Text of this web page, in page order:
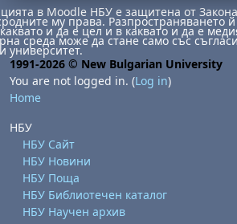
1 August
2 August
8 August
9 August
15 August
16 August
22 August
23 August
29 August
30 August
в Moodle НБУ е защитена от Закона
му права. Разпространяването
и да е цел и в каквато и да е
среда може да стане само със
университет.
1991-2026 © New Bulgarian University
You are not logged in. (Log in)
Home
НБУ
НБУ Сайт
НБУ Новини
НБУ Поща
НБУ Библиотечен каталог
НБУ Научен архив